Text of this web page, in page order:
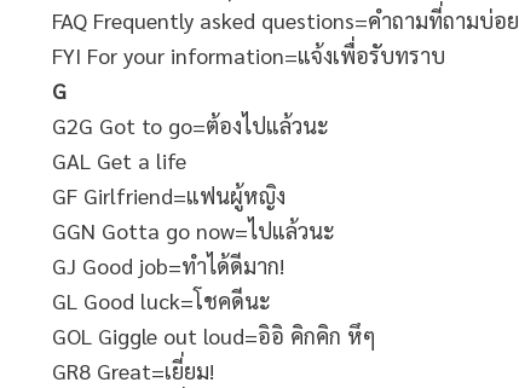
FAQ Frequently asked questions=คำถามที่ถามบ่อย
FYI For your information=แจ้งเพื่อรับทราบ
G
G2G Got to go=ต้องไปแล้วนะ
GAL Get a life
GF Girlfriend=แฟนผู้หญิง
GGN Gotta go now=ไปแล้วนะ
GJ Good job=ทำได้ดีมาก!
GL Good luck=โชคดีนะ
GOL Giggle out loud=อิอิ คิกคิก หึๆ
GR8 Great=เยี่ยม!